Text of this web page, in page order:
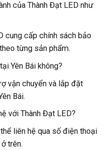
của Thành Đạt LED như
cung cấp chính sách bảo
từng sản phẩm.
Yên Bái không?
vận chuyển và lắp đặt
Bái.
với Thành Đạt LED?
liên hệ qua số điện thoại
trên.